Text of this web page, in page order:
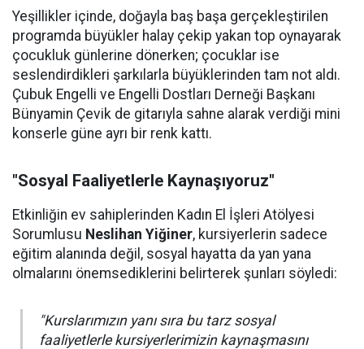
Yeşillikler içinde, doğayla baş başa gerçekleştirilen
programda büyükler halay çekip yakan top oynayarak
çocukluk günlerine dönerken; çocuklar ise
seslendirdikleri şarkılarla büyüklerinden tam not aldı.
Çubuk Engelli ve Engelli Dostları Derneği Başkanı
Bünyamin Çevik de gitarıyla sahne alarak verdiği mini
konserle güne ayrı bir renk kattı.
"Sosyal Faaliyetlerle Kaynaşıyoruz"
Etkinliğin ev sahiplerinden Kadın El İşleri Atölyesi
Sorumlusu Neslihan Yiğiner, kursiyerlerin sadece
eğitim alanında değil, sosyal hayatta da yan yana
olmalarını önemsediklerini belirterek şunları söyledi:
"Kurslarımızın yanı sıra bu tarz sosyal
faaliyetlerle kursiyerlerimizin kaynaşmasını